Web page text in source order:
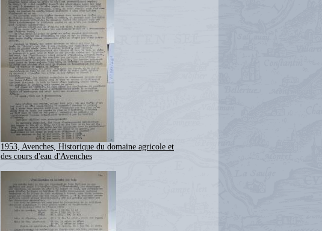
1953, Avenches, Historique du domaine agricole et
des cours d'eau d'Avenches